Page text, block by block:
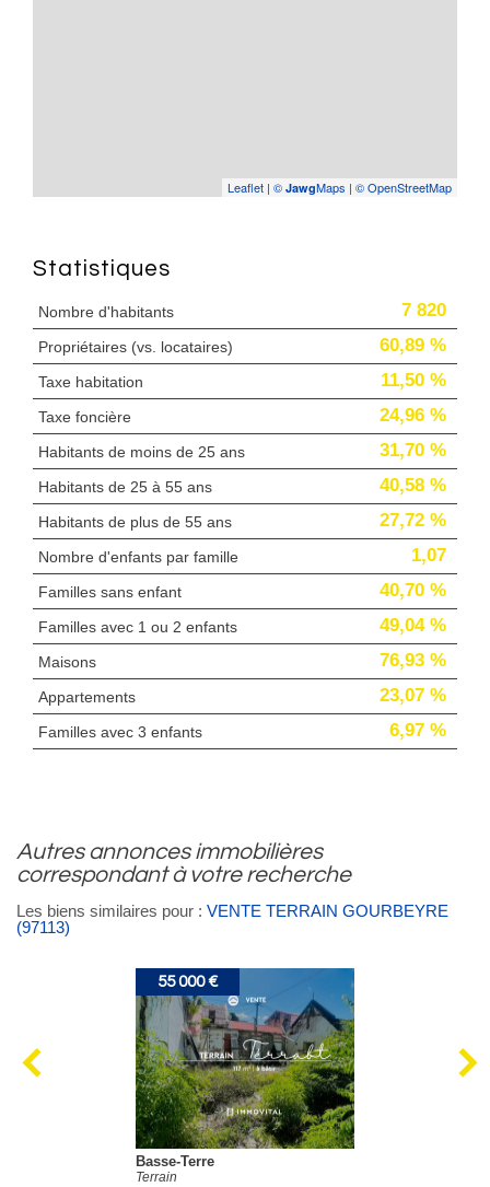
Leaflet | © JawgMaps | © OpenStreetMap
Statistiques
Nombre d'habitants 7 820
Propriétaires (vs. locataires) 60,89 %
Taxe habitation 11,50 %
Taxe foncière 24,96 %
Habitants de moins de 25 ans 31,70 %
Habitants de 25 à 55 ans 40,58 %
Habitants de plus de 55 ans 27,72 %
Nombre d'enfants par famille 1,07
Familles sans enfant 40,70 %
Familles avec 1 ou 2 enfants 49,04 %
Maisons 76,93 %
Appartements 23,07 %
Familles avec 3 enfants 6,97 %
autres annonces immobilières
correspondant à votre recherche
Les biens similaires pour : VENTE TERRAIN GOURBEYRE
(97113)
55 000 €
Basse-Terre
Terrain